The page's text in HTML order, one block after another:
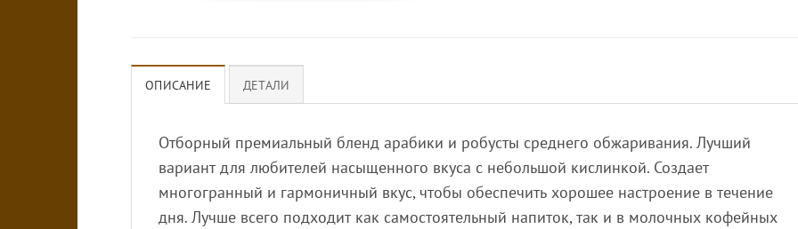
ОПИСАНИЕ ДЕТАЛИ
Отборный премиальный бленд арабики и робусты среднего обжаривания. Лучший
вариант для любителей насыщенного вкуса с небольшой кислинкой. Создает
многогранный и гармоничный вкус, чтобы обеспечить хорошее настроение в течение
дня. Лучше всего подходит как самостоятельный напиток, так и в молочных кофейных